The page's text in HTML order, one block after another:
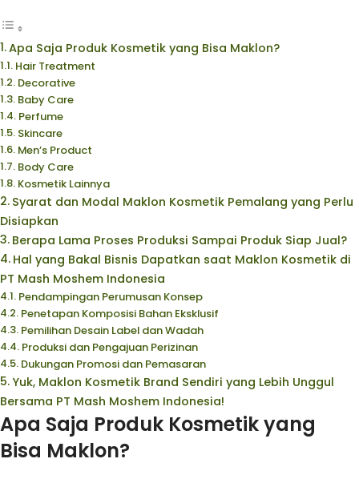
Apa Saja Produk Kosmetik yang Bisa Maklon?
Hair Treatment
Decorative
Baby Care
Perfume
Skincare
Men’s Product
Body Care
Kosmetik Lainnya
Syarat dan Modal Maklon Kosmetik Pemalang yang Perlu
Disiapkan
Berapa Lama Proses Produksi Sampai Produk Siap Jual?
Hal yang Bakal Bisnis Dapatkan saat Maklon Kosmetik di
PT Mash Moshem Indonesia
Pendampingan Perumusan Konsep
Penetapan Komposisi Bahan Eksklusif
Pemilihan Desain Label dan Wadah
Produksi dan Pengajuan Perizinan
Dukungan Promosi dan Pemasaran
Yuk, Maklon Kosmetik Brand Sendiri yang Lebih Unggul
Bersama PT Mash Moshem Indonesia!
Apa Saja Produk Kosmetik yang
Bisa Maklon?